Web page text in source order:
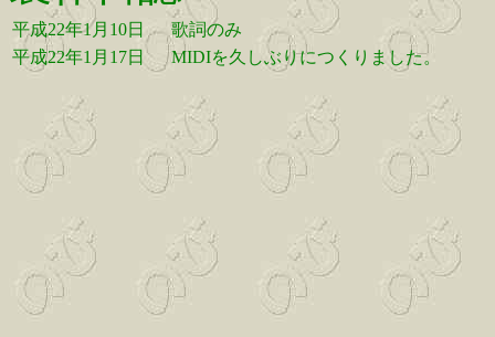
平成22年1月10日
歌詞のみ
平成22年1月17日
MIDIを久しぶりにつくりました。